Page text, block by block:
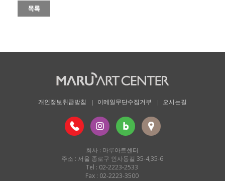
개인정보취급방침 이메일무단수집거부 오시는길
회사 : 마루아트센터
주소 : 서울 종로구 인사동길 35-4,35-6
Tel : 02-2223-2533
Fax : 02-2223-3500